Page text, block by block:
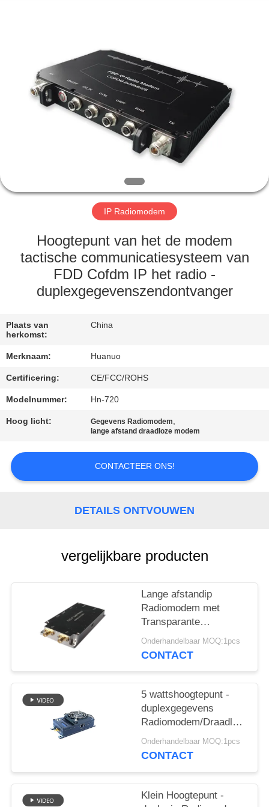
THUIS
PRODUCTEN
FABRIEKSTOUR
KWALITEITSCONTROLE
CONTACT
ONS
OP
VRAAG
EEN
OFFERTE
SITEMAP
PRIVACYBELEID
IP Radiomodem
Hoogtepunt van het de modem
tactische communicatiesysteem van
FDD Cofdm IP het radio -
duplexgegevenszendontvanger
Plaats van
herkomst:
China
Merknaam: Huanuo
Certificering: CE/FCC/ROHS
Modelnummer: Hn-720
Hoog licht: Gegevens Radiomodem,
lange afstand draadloze modem
CONTACTEER ONS!
DETAILS ONTVOUWEN
vergelijkbare producten
Lange afstandip
Radiomodem met
Transparante
Periodieke
Gegevenstransmissie
Onderhandelbaar MOQ:1pcs
CONTACT
5 wattshoogtepunt -
duplexgegevens
Radiomodem/Draadloze
Radiomodem Over
lange afstand
Onderhandelbaar MOQ:1pcs
CONTACT
Klein Hoogtepunt -